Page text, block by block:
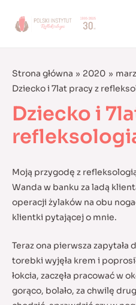
Strona główna 2020
Dziecko i 7lat pracy z
Dziecko i
Moją przygodę z
Wanda w banku za ladą
operacji żylaków na obu
klientki pytającej o mnie.
Teraz ona pierwsza zapytała
torebki wyjęła krem i
łokcia, zaczęła pracować w
gorąco, bolało, za chwilę